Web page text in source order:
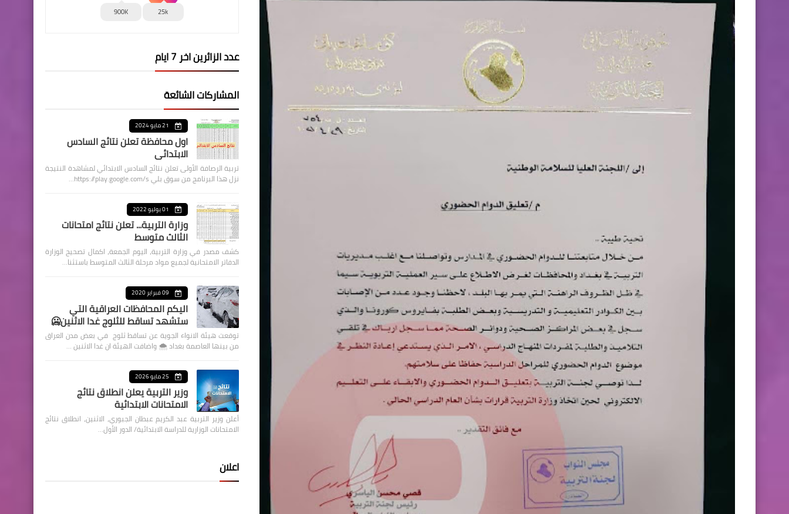
25k
900K
عدد الزائرين اخر 7 ايام
المشاركات الشائعة
21 مايو 2024
اول محافظة تعلن نتائج السادس
الابتدائي
تربية الرصافة الأولى تعلن نتائج السادس الابتدائي لمشاهدة النتيجة
نزل هذا البرنامج من سوق بلي https://play.google.com/s…
01 يوليو 2022
وزارة التربية... تعلن نتائج امتحانات
الثالث متوسط
كشف مصدر في وزارة التربية، اليوم الجمعة، اكمال تصحيح الوزارة
الدفاتر الامتحانية لجميع مواد مرحلة الثالث المتوسط باستثنا…
09 فبراير 2020
اليكم المحافظات العراقية التي
ستشهد تساقط للثلوج غدا الاثنين🥶
توقعت هيئة الانواء الجوية عن تساقط ثلوج في بعض مدن العراق
من بينها العاصمة بغداد ⁦🌨️⁩ واضافت الهيئة ان غدا الاثنين …
25 مايو 2026
وزير التربية يعلن انطلاق نتائج
الامتحانات الابتدائية
أعلن وزير التربية عبد الكريم عبطان الجبوري، الاثنين، انطلاق نتائج
الامتحانات الوزارية للدراسة الابتدائية/ الدور الأول…
اعلان